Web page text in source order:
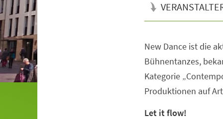
New Dance ist die
Bühnentanzes,
Kategorie
Produktionen auf
Let it flow!